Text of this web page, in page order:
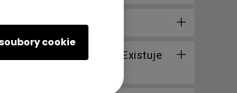
cookie
tomto datu fungovat. Existuje